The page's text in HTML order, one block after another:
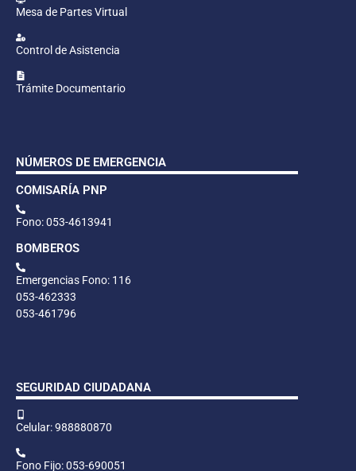
Mesa de Partes Virtual
Control de Asistencia
Trámite Documentario
NÚMEROS DE EMERGENCIA
COMISARÍA PNP
Fono: 053-4613941
BOMBEROS
Emergencias Fono: 116
053-462333
053-461796
SEGURIDAD CIUDADANA
Celular: 988880870
Fono Fijo: 053-690051